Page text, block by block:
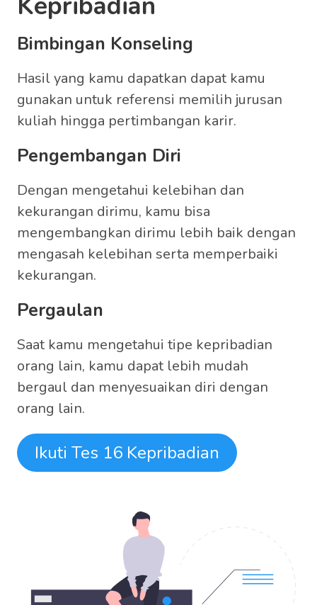
Bimbingan Konseling
Hasil yang kamu dapatkan dapat kamu
gunakan untuk referensi memilih jurusan
kuliah hingga pertimbangan karir.
Pengembangan Diri
Dengan mengetahui kelebihan dan
kekurangan dirimu, kamu bisa
mengembangkan dirimu lebih baik dengan
mengasah kelebihan serta memperbaiki
kekurangan.
Pergaulan
Saat kamu mengetahui tipe kepribadian
orang lain, kamu dapat lebih mudah
bergaul dan menyesuaikan diri dengan
orang lain.
Ikuti Tes 16 Kepribadian